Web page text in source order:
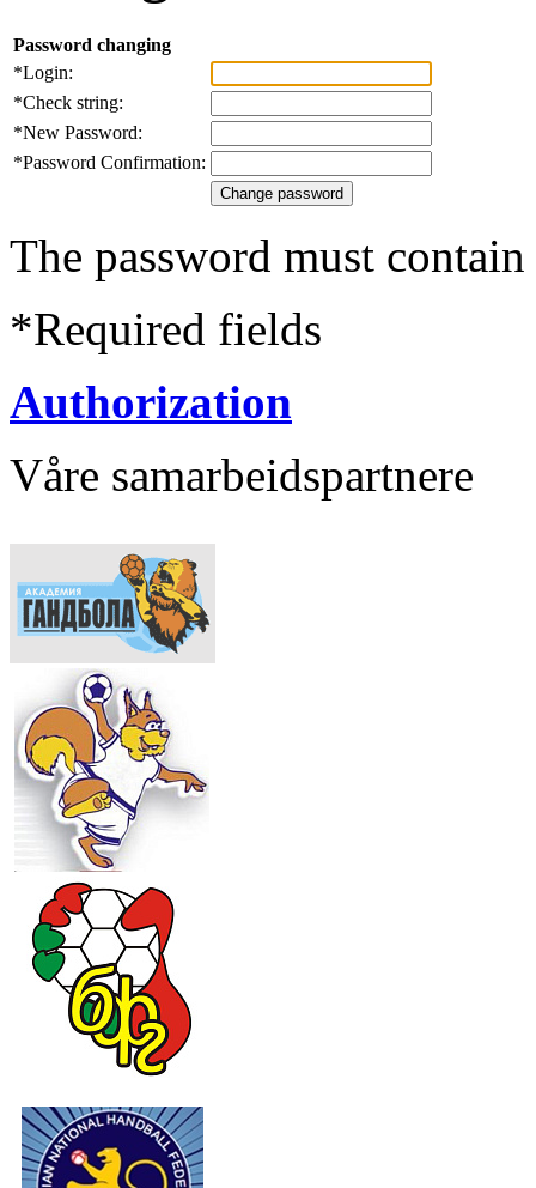
Password changing
*Login:
*Check string:
*New Password:
*Password Confirmation:
The password must
*Required fields
Authorization
Våre samarbeidspartnere